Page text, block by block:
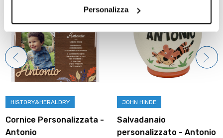
Personalizza
HISTORY&HERALDRY
Cornice Personalizzata -
Antonio
JOHN HINDE
Salvadanaio
personalizzato - Antonio